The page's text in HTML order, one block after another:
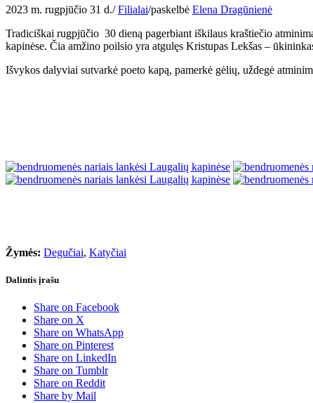
2023 m. rugpjūčio 31 d./ Filialai/paskelbė Elena Dragūnienė
Tradiciškai rugpjūčio 30 dieną pagerbiant iškilaus kraštiečio
kapinėse. Čia amžino poilsio yra atgulęs Kristupas Lekšas –
Išvykos dalyviai sutvarkė poeto kapą, pamerkė gėlių, uždegė
Žymės: Degučiai, Katyčiai
Dalintis įrašu
Share on Facebook
Share on X
Share on WhatsApp
Share on Pinterest
Share on LinkedIn
Share on Tumblr
Share on Reddit
Share by Mail